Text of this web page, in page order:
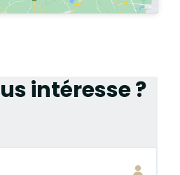
intéresse ?